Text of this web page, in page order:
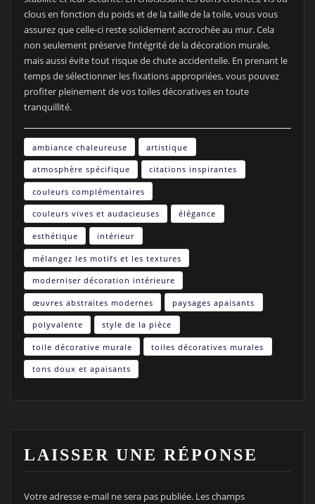
clous en fonction du poids et de la taille de la toile, vous vous
assurez que celle-ci reste solidement accrochée au mur. Cela
non seulement préserve l’intégrité de la décoration murale,
mais aussi évite tout risque de chute accidentelle. En prenant le
temps de sélectionner les fixations appropriées, vous pouvez
profiter pleinement de vos toiles décoratives en toute
tranquillité.
ambiance chaleureuse artistique
atmosphère spécifique citations inspirantes
couleurs complémentaires
couleurs vives et audacieuses élégance
esthétique intérieur
mélangez les motifs et les textures
moderniser décoration intérieure
œuvres abstraites modernes paysages apaisants
polyvalente style de la pièce
toile décorative murale toiles décoratives murales
tons doux et apaisants
LAISSER UNE RÉPONSE
Votre adresse e-mail ne sera pas publiée. Les champs